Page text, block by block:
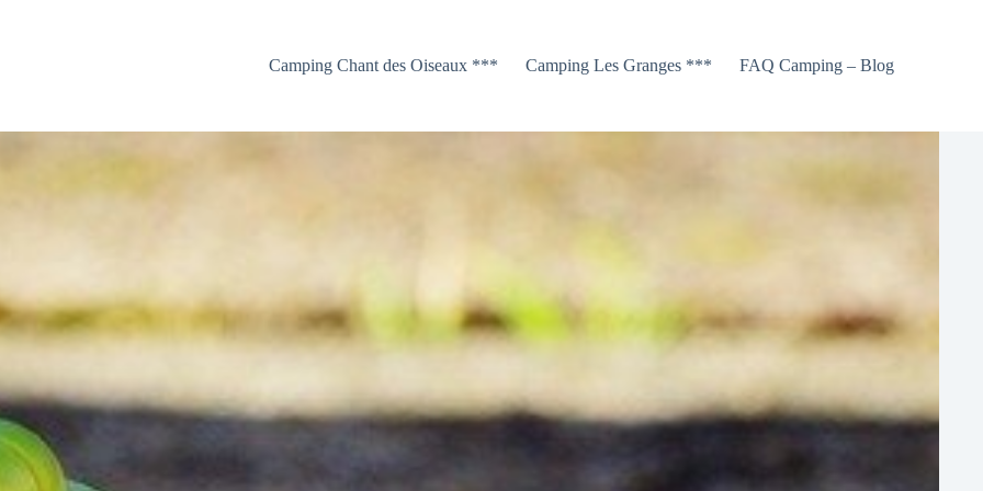
Camping Chant des Oiseaux ***
Camping Les Granges *** FAQ Camping – Blog